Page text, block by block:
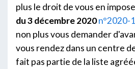
plus le droit de vous en
du 3 décembre 2020n°2020-
non plus vous demander
vous rendez dans un centre
fait pas partie de la liste